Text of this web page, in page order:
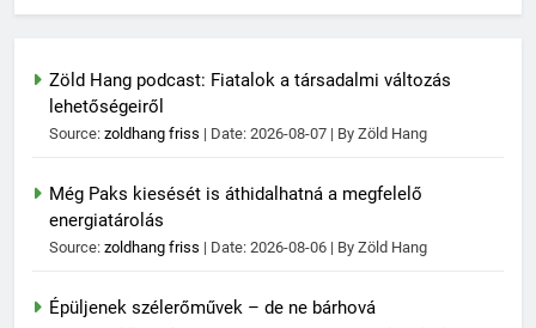
Zöld Hang podcast: Fiatalok a társadalmi változás
lehetőségeiről
Source: zoldhang friss Date: 2026-08-07 By Zöld Hang
Még Paks kiesését is áthidalhatná a megfelelő
energiatárolás
Source: zoldhang friss Date: 2026-08-06 By Zöld Hang
Épüljenek szélerőművek – de ne bárhová